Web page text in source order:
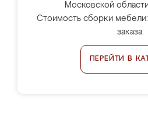
Московской
Стоимость сборки
заказа.
ПЕРЕЙТИ В